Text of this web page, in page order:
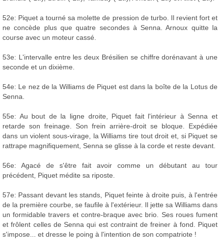
52e: Piquet a tourné sa molette de pression de turbo. Il revient fort et
ne concède plus que quatre secondes à Senna. Arnoux quitte la
course avec un moteur cassé.
53e: L'intervalle entre les deux Brésilien se chiffre dorénavant à une
seconde et un dixième.
54e: Le nez de la Williams de Piquet est dans la boîte de la Lotus de
Senna.
55e: Au bout de la ligne droite, Piquet fait l'intérieur à Senna et
retarde son freinage. Son frein arrière-droit se bloque. Expédiée
dans un violent sous-virage, la Williams tire tout droit et, si Piquet se
rattrape magnifiquement, Senna se glisse à la corde et reste devant.
56e: Agacé de s'être fait avoir comme un débutant au tour
précédent, Piquet médite sa riposte.
57e: Passant devant les stands, Piquet feinte à droite puis, à l'entrée
de la première courbe, se faufile à l'extérieur. Il jette sa Williams dans
un formidable travers et contre-braque avec brio. Ses roues fument
et frôlent celles de Senna qui est contraint de freiner à fond. Piquet
s'impose... et dresse le poing à l'intention de son compatriote !